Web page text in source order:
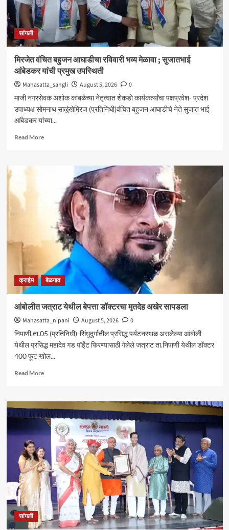
उत्साहात
सांगली
मिरजेत वंचित बहुजन आघाडीचा रविवारी भव्य मेळावा ; सुजातभाई
आंबेडकर यांची प्रमुख उपस्थिती
Mahasatta_sangli August 5, 2026
0
माजी नगरसेवक अशोक कांबळेच्या नेतृत्वात शेकडो कार्यकर्त्यांचा पक्षप्रवेश- प्रदेश
उपाध्यक्ष सोमनाथ साळुंखेमिरज (प्रतिनिधी)वंचित बहुजन आघाडीचे नेते सुजात भाई
आंबेडकर यांच्या...
Read MoreRead
आघाडीचा
रविवारी
मेळावा
सुजातभाई
आंबेडकर
प्रमुख
उपस्थिती
क्राईम बेळगाव
आंबोलीत जत्राट येथील बेपत्ता डॉक्टरचा मृतदेह अखेर सापडला
Mahasatta_nipani August 5, 2026
0
निपाणी,ता.05 (प्रतिनिधी)-सिंधुदुर्गातील प्रसिद्ध पर्यटनस्थळ असलेल्या आंबोली
येथील प्रसिद्ध महादेव गड पॉईंट फिरण्यासाठी गेलेले जत्राट ता.निपाणी येथील डॉक्टर
400 फूट खोल...
Read MoreRead
आंबोलीत
जत्राट
येथील
बेपत्ता
डॉक्टरचा
मृतदेह
अखेर
सापडला
सांगली